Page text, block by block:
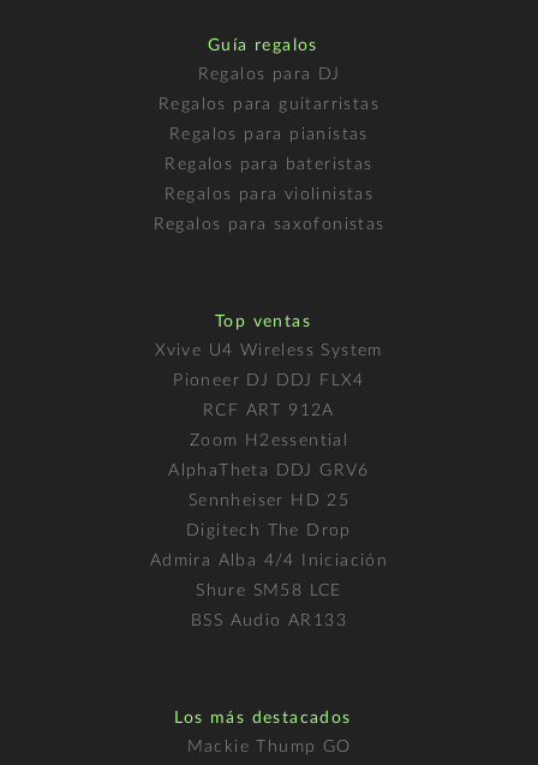
Guía regalos
Regalos para DJ
Regalos para guitarristas
Regalos para pianistas
Regalos para bateristas
Regalos para violinistas
Regalos para saxofonistas
Top ventas
Xvive U4 Wireless System
Pioneer DJ DDJ FLX4
RCF ART 912A
Zoom H2essential
AlphaTheta DDJ GRV6
Sennheiser HD 25
Digitech The Drop
Admira Alba 4/4 Iniciación
Shure SM58 LCE
BSS Audio AR133
Los más destacados
Mackie Thump GO